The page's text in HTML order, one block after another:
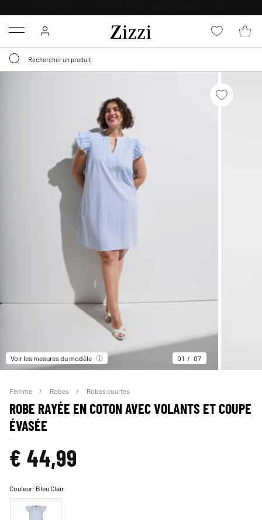
Menu
Voir les mesures du modèle 01 07
Femme Robes Robes courtes
ROBE RAYÉE EN COTON AVEC VOLANTS ET COUPE
ÉVASÉE
€ 44,99
Couleur: Bleu Clair